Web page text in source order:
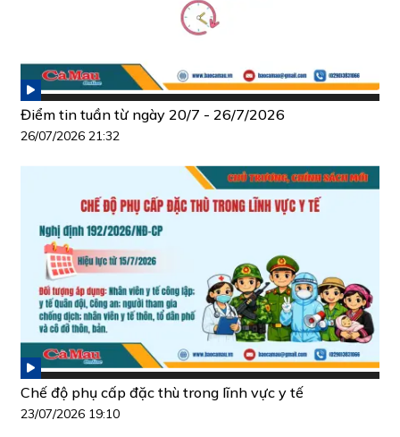
Điểm tin tuần từ ngày 20/7 - 26/7/2026
26/07/2026 21:32
Chế độ phụ cấp đặc thù trong lĩnh vực y tế
23/07/2026 19:10